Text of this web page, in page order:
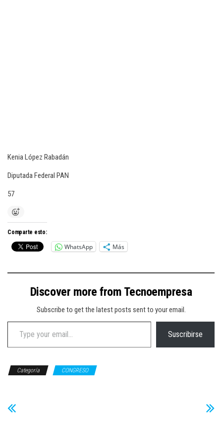
Kenia López Rabadán
Diputada Federal PAN
57
Comparte esto:
WhatsApp Más
Discover more from Tecnoempresa
Subscribe to get the latest posts sent to your email.
Type your email…
Suscribirse
Categoría CONGRESO